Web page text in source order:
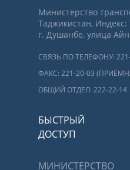
Министерство
Таджикистан, Индекс:
г. Душанбе, улица
СВЯЗЬ ПО ТЕЛЕФОНУ:
ФАКС: 221-20-03
ОБЩИЙ ОТДЕЛ: 222-22-14
БЫСТРЫЙ
ДОСТУП
МИНИСТЕРСТВО